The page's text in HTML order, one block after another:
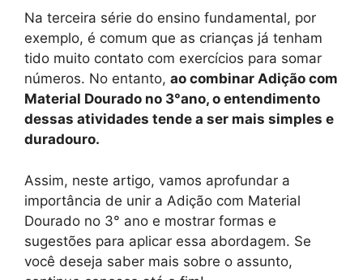
Na terceira série do ensino fundamental, por
exemplo, é comum que as crianças já tenham
tido muito contato com exercícios para somar
números. No entanto, ao combinar Adição com
Material Dourado no 3°ano, o entendimento
dessas atividades tende a ser mais simples e
duradouro.
Assim, neste artigo, vamos aprofundar a
importância de unir a Adição com Material
Dourado no 3° ano e mostrar formas e
sugestões para aplicar essa abordagem. Se
você deseja saber mais sobre o assunto,